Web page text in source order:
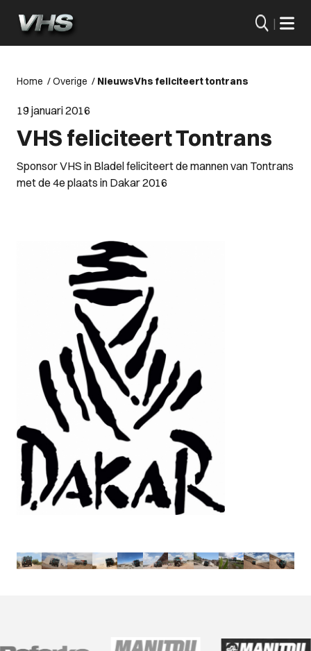
|
Home /Overige / NieuwsVhs feliciteert tontrans
19 januari 2016
VHS feliciteert Tontrans
Sponsor VHS in Bladel feliciteert de mannen van Tontrans
met de 4e plaats in Dakar 2016